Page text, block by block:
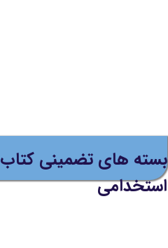
بسته های تضمینی کتاب
استخدامی